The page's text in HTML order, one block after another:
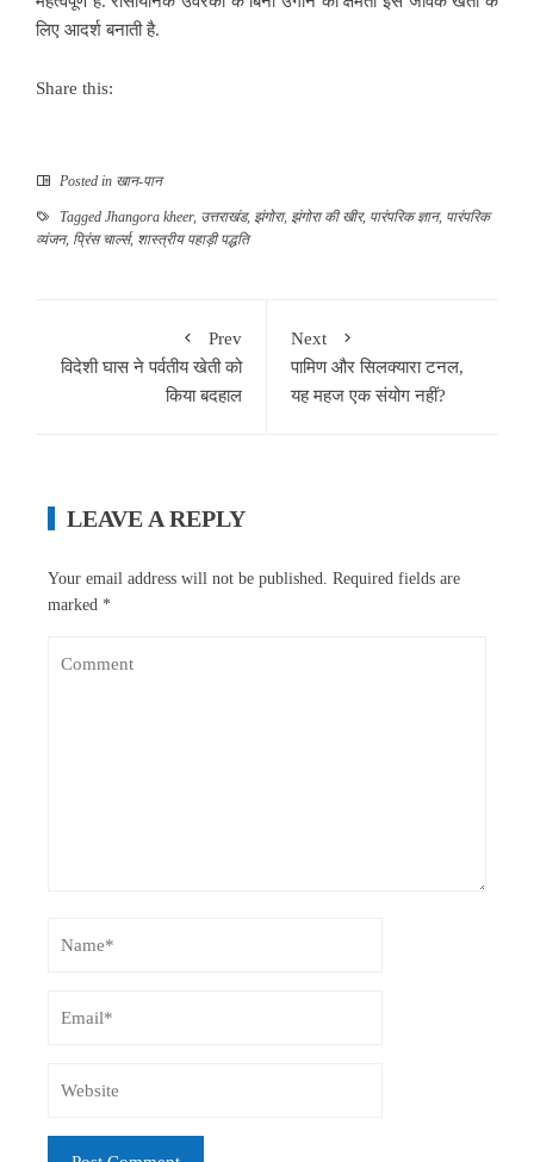
लिए आदर्श बनाती है.
Share this:
Posted in खान-पान
Tagged Jhangora kheer, उत्तराखंड, झंगोरा, झंगोरा की खीर, पारंपरिक ज्ञान, पारंपरिक
व्यंजन, प्रिंस चार्ल्स, शास्त्रीय पहाड़ी पद्धति
Prev
विदेशी घास ने पर्वतीय खेती को
किया बदहाल
Next
पामिण और सिलक्यारा टनल,
यह महज एक संयोग नहीं?
LEAVE A REPLY
Your email address will not be published. Required fields are
marked *